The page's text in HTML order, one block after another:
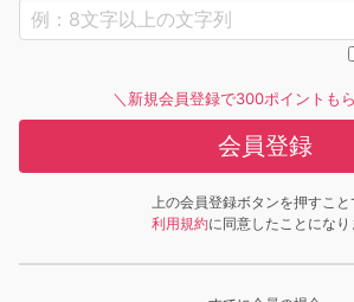
＼新規会員登録で300ポイントも
会員登録
上の会員登録ボタンを押すこと
利用規約に同意したことになり